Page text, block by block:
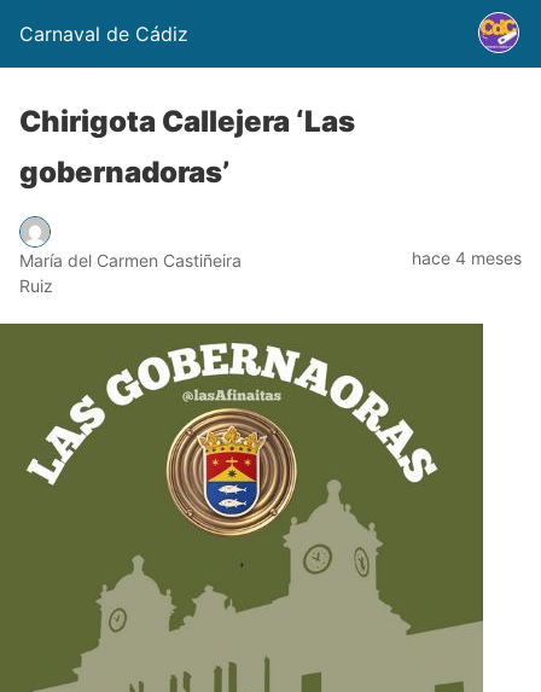
Carnaval de Cádiz
Chirigota Callejera ‘Las
gobernadoras’
María del Carmen Castiñeira
Ruiz
hace 4 meses